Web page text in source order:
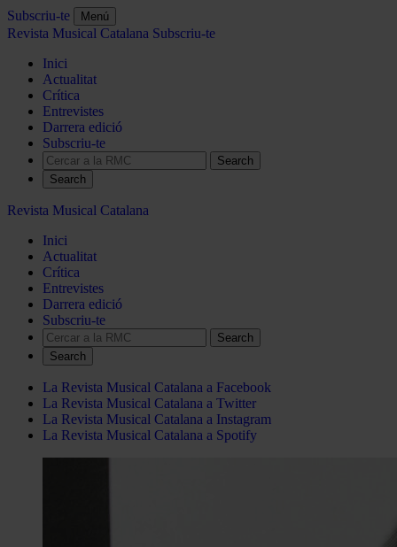
Subscriu-te Menú
Revista Musical Catalana Subscriu-te
Inici
Actualitat
Crítica
Entrevistes
Darrera edició
Subscriu-te
Search
Revista Musical Catalana
Inici
Actualitat
Crítica
Entrevistes
Darrera edició
Subscriu-te
Search
La Revista Musical Catalana a Facebook
La Revista Musical Catalana a Twitter
La Revista Musical Catalana a Instagram
La Revista Musical Catalana a Spotify